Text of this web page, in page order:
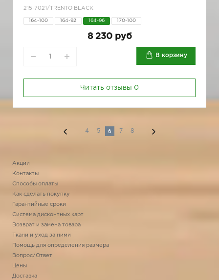
215-7021/TRENTO BLACK
164-100 164-92 164-96 170-100
8 230 руб
В корзину
Читать отзывы 0
4 5 6 7 8
Акции
Контакты
Способы оплаты
Как сделать покупку
Гарантийные сроки
Система дисконтных карт
Возврат и замена товара
Ткани и уход за ними
Помощь для определения размера
Вопрос/Ответ
Цены
Доставка